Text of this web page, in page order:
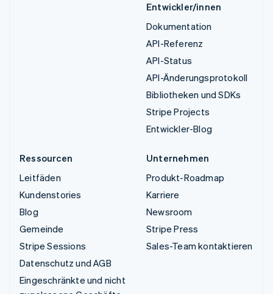
Entwickler/innen
Dokumentation
API-Referenz
API-Status
API-Änderungsprotokoll
Bibliotheken und SDKs
Stripe Projects
Entwickler-Blog
Ressourcen
Leitfäden
Kundenstories
Blog
Gemeinde
Stripe Sessions
Datenschutz und AGB
Eingeschränkte und nicht
Unternehmen
Produkt-Roadmap
Karriere
Newsroom
Stripe Press
Sales-Team kontaktieren